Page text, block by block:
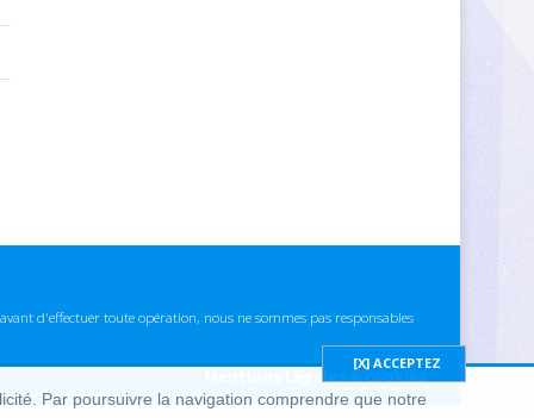
d'effectuer toute opération, nous ne sommes pas responsables
Mentions Légales & cookies
Par poursuivre la navigation comprendre que notre